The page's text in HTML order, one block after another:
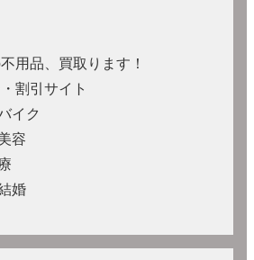
用品、買取ります！
割引サイト
イク
容
婚